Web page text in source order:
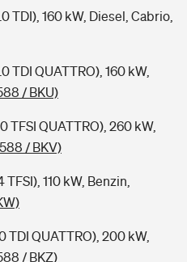
TDI), 160 kW, Diesel, Cabrio,
TDI QUATTRO), 160 kW,
/ BKU)
TFSI QUATTRO), 260 kW,
/ BKV)
110 kW, Benzin,
TDI QUATTRO), 200 kW,
/ BKZ)